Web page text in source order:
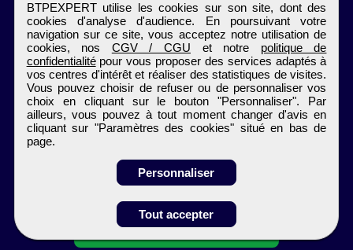
Obtenir ses
coordonnées
BTPEXPERT utilise les cookies sur son site, dont des
cookies d'analyse d'audience. En poursuivant votre
navigation sur ce site, vous acceptez notre utilisation de
cookies, nos CGV / CGU et notre politique de
confidentialitépour vous proposer des services adaptés à
vos centres d'intérêt et réaliser des statistiques de visites.
Vous pouvez choisir de refuser ou de personnaliser vos
choix en cliquant sur le bouton "Personnaliser". Par
ailleurs, vous pouvez à tout moment changer d'avis en
cliquant sur "Paramètres des cookies" situé en bas de
page.
Personnaliser
Tout accepter
BTPEXPERT
Tous droits réservés © 1999 - 2026